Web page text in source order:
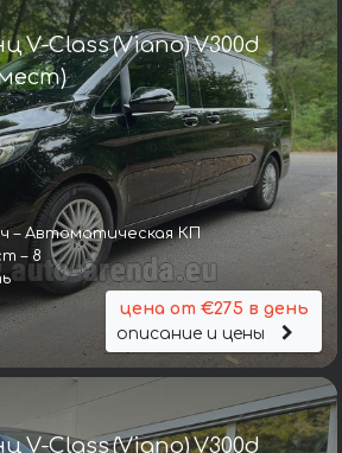
V-Class (Viano) V300d
мест)
– Автоматическая КП
– 8
цена от €275 в день
описание и цены
V-Class (Viano) V300d